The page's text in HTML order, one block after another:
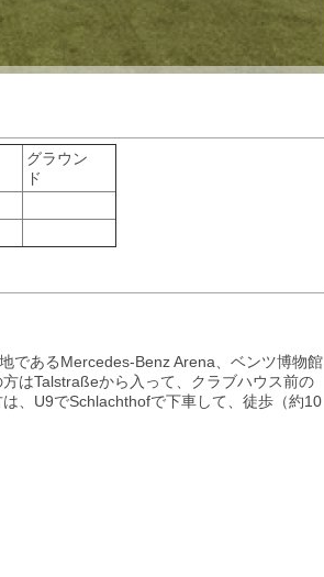
グラウン
ド
であるMercedes-Benz Arena、ベンツ博物館
はTalstraßeから入って、クラブハウス前の
、U9でSchlachthofで下車して、徒歩（約10